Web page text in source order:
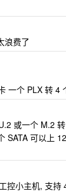
浪费了
一个 PLX 转 4
或一个 M.2
可以上
控小主机, 支持